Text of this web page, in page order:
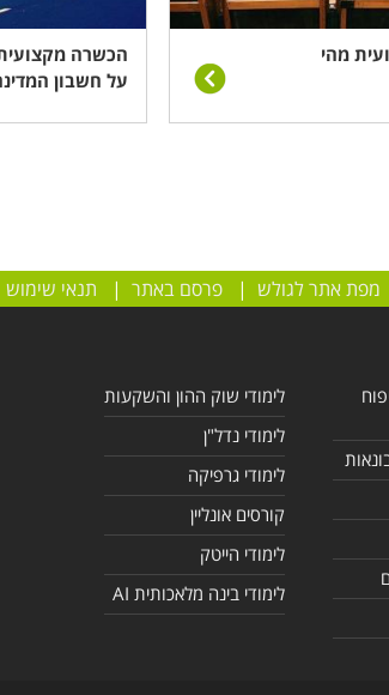
מהי
הכשרה
על חשבון
מפת אתר לגולש |פרסם באתר | תנאי שימוש
לימודי שוק ההון והשקעות
לימודי נדל"ן
לימודי גרפיקה
קורסים אונליין
לימודי הייטק
לימודי בינה מלאכותית AI